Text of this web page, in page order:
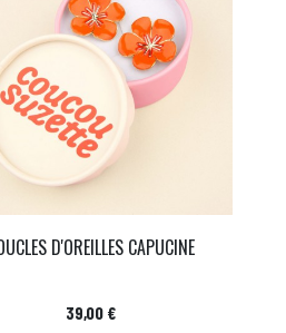
D'OREILLES CAPUCINE
Prix
39,00 €